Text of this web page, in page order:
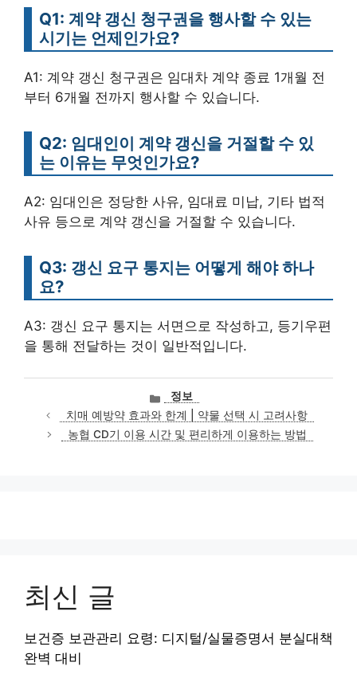
Q1: 계약 갱신 청구권을 행사할 수 있는
시기는 언제인가요?
A1: 계약 갱신 청구권은 임대차 계약 종료 1개월 전
부터 6개월 전까지 행사할 수 있습니다.
Q2: 임대인이 계약 갱신을 거절할 수 있
는 이유는 무엇인가요?
A2: 임대인은 정당한 사유, 임대료 미납, 기타 법적
사유 등으로 계약 갱신을 거절할 수 있습니다.
Q3: 갱신 요구 통지는 어떻게 해야 하나
요?
A3: 갱신 요구 통지는 서면으로 작성하고, 등기우편
을 통해 전달하는 것이 일반적입니다.
카
테
고
리
정보
치매 예방약 효과와 한계 | 약물 선택 시 고려사항
농협 CD기 이용 시간 및 편리하게 이용하는 방법
최신 글
보건증 보관관리 요령: 디지털/실물증명서 분실대책
완벽 대비